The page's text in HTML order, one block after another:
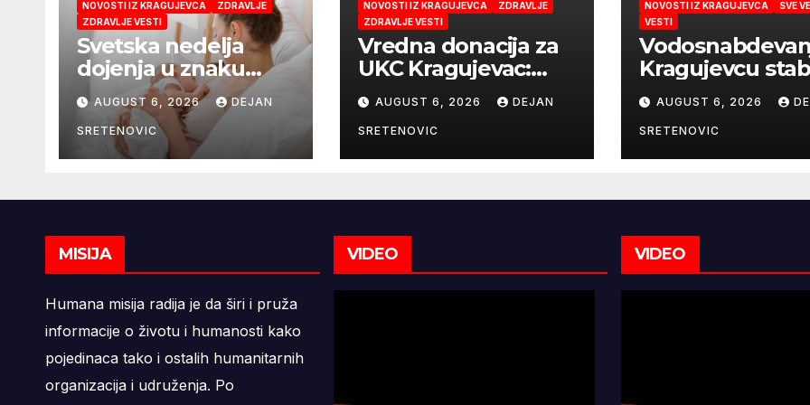
NOVOSTI IZ KRAGUJEVCA
ZDRAVLJE
ZDRAVLJE VESTI
Svetska nedelja
dojenja u znaku
podrške majkama i
najboljeg početka
života
AUGUST 6, 2026 DEJAN
SRETENOVIC
NOVOSTI IZ KRAGUJEVCA
ZDRAVLJE
ZDRAVLJE VESTI
Vredna donacija za
UKC Kragujevac:
Pedijatrija dobila
mobilni rendgen i
mikroskop vredne
9,6 miliona dinara
AUGUST 6, 2026 DEJAN
SRETENOVIC
NOVOSTI IZ KRAGUJEVCA
SVE
VESTI
Kragujevcu
ulaganja
sigurnije
snabdevanje
AUGUST 6, 2026
SRETENOVIC
MISIJA
Humana misija radija je da širi i pruža
informacije o životu i humanosti kako
pojedinaca tako i ostalih humanitarnih
organizacija i udruženja. Po
VIDEO VIDEO